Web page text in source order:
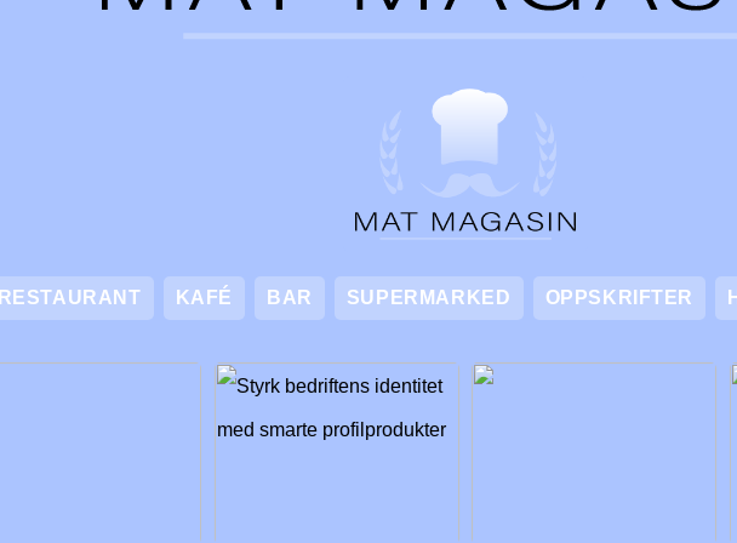
RESTAURANT KAFÉ BAR SUPERMARKED OPPSKRIFTER